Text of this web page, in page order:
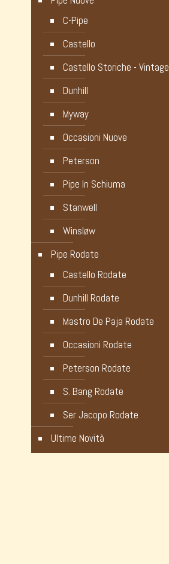
C-Pipe
Castello
Castello Storiche - Vintage
Dunhill
Myway
Occasioni Nuove
Peterson
Pipe In Schiuma
Stanwell
Winsløw
Pipe Rodate
Castello Rodate
Dunhill Rodate
Mastro De Paja Rodate
Occasioni Rodate
Peterson Rodate
S. Bang Rodate
Ser Jacopo Rodate
Ultime Novità